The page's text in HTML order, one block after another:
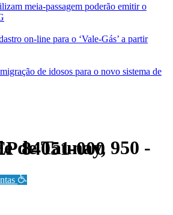
meia-passagem poderão emitir o
on-line para o ‘Vale-Gás’ a partir
de idosos para o novo sistema de
- Ronda - CEP 84051-000